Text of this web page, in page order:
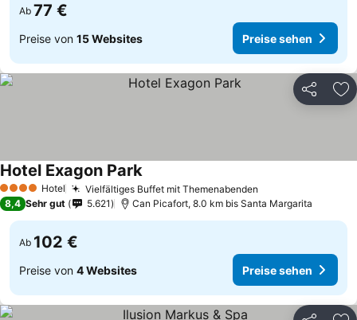
Ab 77 €
Preise von 15 Websites Preise sehen
Teilen
4 Sterne Hotel Vielfältiges Buffet mit Themenabenden
Hotel Exagon Park
8,4 Sehr gut 5.621 Can Picafort, 8.0 km bis Santa Margarita
Ab 102 €
Preise von 4 Websites Preise sehen